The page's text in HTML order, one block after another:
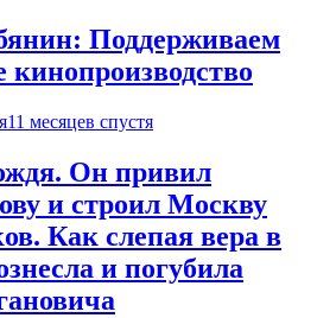
Поддерживаем
кинопроизводство
11 месяцев спустя
Он привил
и строил Москву
Как слепая вера в
и погубила